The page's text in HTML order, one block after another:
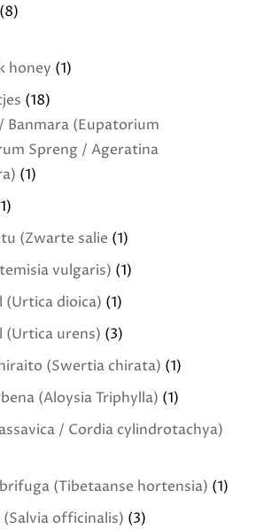
(8)
honey (1)
(18)
Banmara (Eupatorium
Spreng / Ageratina
(1)
(Zwarte salie (1)
vulgaris) (1)
(Urtica dioica) (1)
(Urtica urens) (3)
(Swertia chirata) (1)
(Aloysia Triphylla) (1)
/ Cordia cylindrotachya)
(Tibetaanse hortensia) (1)
(Salvia officinalis) (3)